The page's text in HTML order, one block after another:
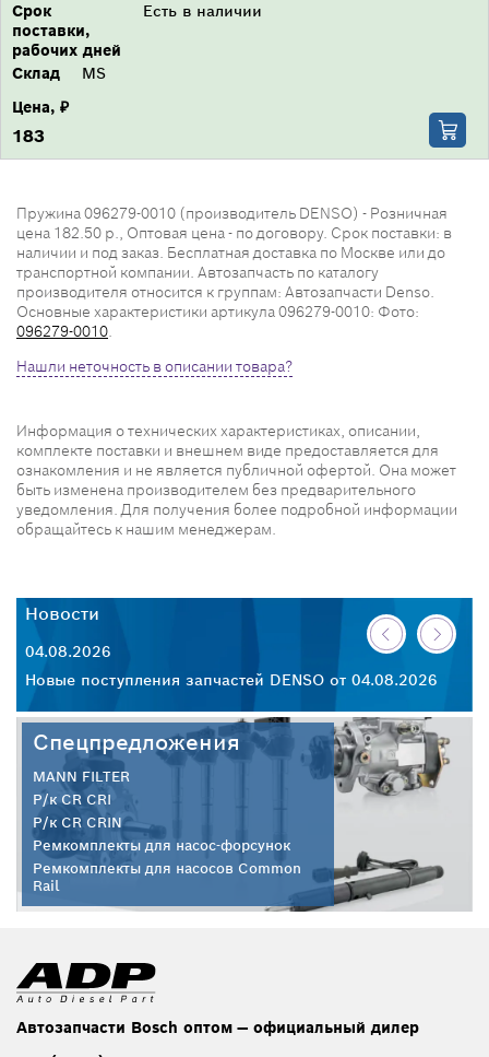
Срок
поставки,
рабочих дней
Есть в наличии
Склад
MS
Цена, ₽
183
Пружина 096279-0010 (производитель DENSO) - Розничная
цена 182.50 р., Оптовая цена - по договору. Срок поставки: в
наличии и под заказ. Бесплатная доставка по Москве или до
транспортной компании. Автозапчасть по каталогу
производителя относится к группам: Автозапчасти Denso.
Основные характеристики артикула 096279-0010: Фото:
096279-0010.
Нашли неточность в описании товара?
Информация о технических характеристиках, описании,
комплекте поставки и внешнем виде предоставляется для
ознакомления и не является публичной офертой. Она может
быть изменена производителем без предварительного
уведомления. Для получения более подробной информации
обращайтесь к нашим менеджерам.
Новости
04.08.2026
Новые поступления запчастей DENSO от 04.08.2026
Спецпредложения
MANN FILTER
Р/к CR CRI
Р/к CR CRIN
Ремкомплекты для насос-форсунок
Ремкомплекты для насосов Common
Rail
Автозапчасти Bosch оптом — официальный дилер